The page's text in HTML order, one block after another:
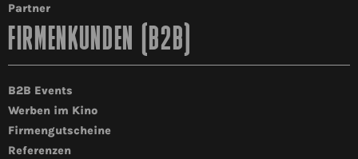
Partner
FIRMENKUNDEN (B2B)
B2B Events
Werben im Kino
Firmengutscheine
Referenzen